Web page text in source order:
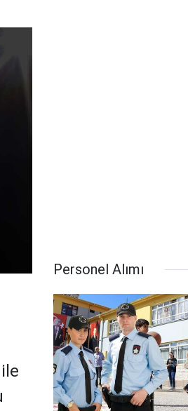
Personel Alımı